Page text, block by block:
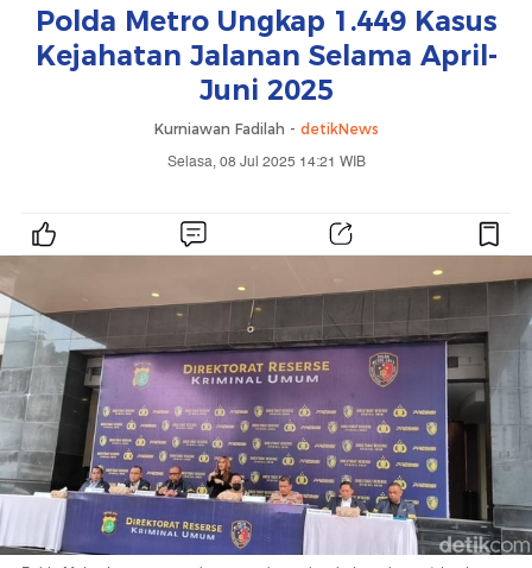
Polda Metro Ungkap 1.449 Kasus
Kejahatan Jalanan Selama April-
Juni 2025
Kurniawan Fadilah - detikNews
Selasa, 08 Jul 2025 14:21 WIB